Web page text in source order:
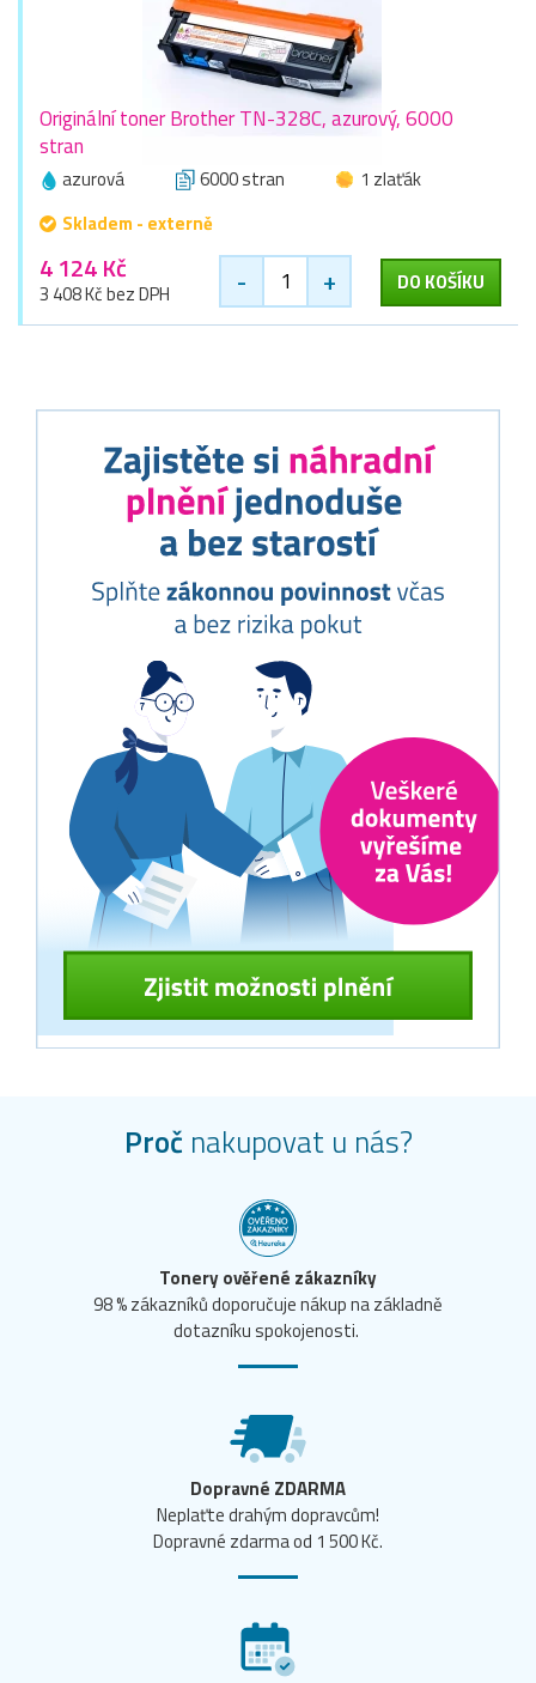
Originální toner Brother TN-328C, azurový, 6000
stran
azurová 6000 stran
1 zlaťák
Skladem - externě
4 124 Kč
3 408 Kč bez DPH - + DO KOŠÍKU
Proč nakupovat u nás?
Tonery ověřené zákazníky
98 % zákazníků doporučuje nákup na základně
dotazníku spokojenosti.
Dopravné ZDARMA
Neplaťte drahým dopravcům!
Dopravné zdarma od 1 500 Kč.